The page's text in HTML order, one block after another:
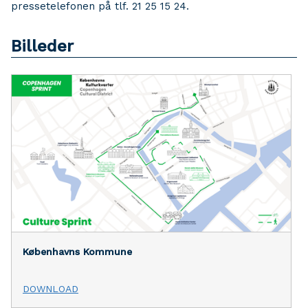
pressetelefonen på tlf. 21 25 15 24.
Billeder
Københavns Kommune
DOWNLOAD